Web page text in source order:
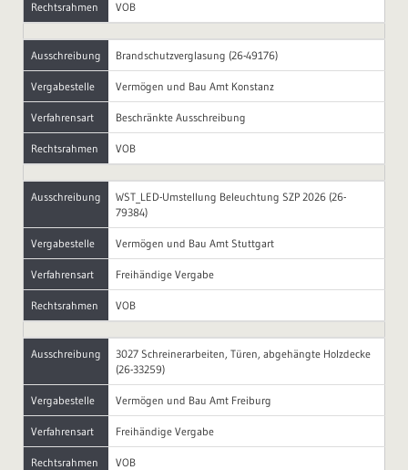
Rechtsrahmen VOB
Ausschreibung Brandschutzverglasung (26-49176)
Vergabestelle Vermögen und Bau Amt Konstanz
Verfahrensart Beschränkte Ausschreibung
Rechtsrahmen VOB
Ausschreibung
WST_LED-Umstellung Beleuchtung SZP 2026 (26-
79384)
Vergabestelle Vermögen und Bau Amt Stuttgart
Verfahrensart Freihändige Vergabe
Rechtsrahmen VOB
Ausschreibung
3027 Schreinerarbeiten, Türen, abgehängte Holzdecke
(26-33259)
Vergabestelle Vermögen und Bau Amt Freiburg
Verfahrensart Freihändige Vergabe
Rechtsrahmen VOB